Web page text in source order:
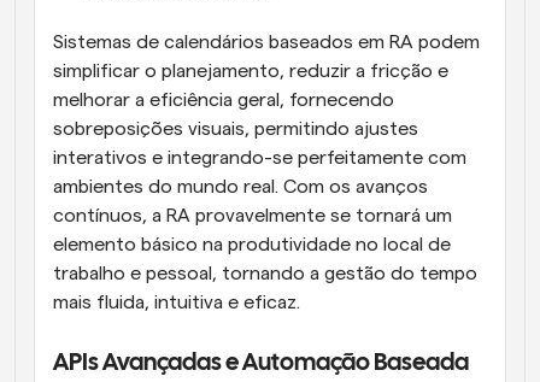
Sistemas de calendários baseados em RA podem
simplificar o planejamento, reduzir a fricção e
melhorar a eficiência geral, fornecendo
sobreposições visuais, permitindo ajustes
interativos e integrando-se perfeitamente com
ambientes do mundo real. Com os avanços
contínuos, a RA provavelmente se tornará um
elemento básico na produtividade no local de
trabalho e pessoal, tornando a gestão do tempo
mais fluida, intuitiva e eficaz.
APIs Avançadas e Automação Baseada